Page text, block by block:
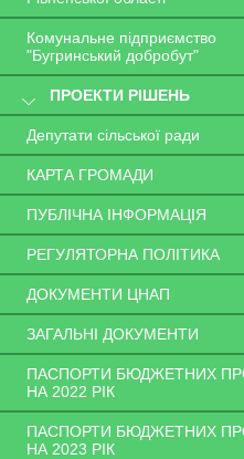
Комунальне підприємство
"Бугринський добробут"
ПРОЕКТИ РІШЕНЬ
Депутати сільської ради
КАРТА ГРОМАДИ
ПУБЛІЧНА ІНФОРМАЦІЯ
РЕГУЛЯТОРНА ПОЛІТИКА
ДОКУМЕНТИ ЦНАП
ЗАГАЛЬНІ ДОКУМЕНТИ
ПАСПОРТИ БЮДЖЕТНИХ
НА 2022 РІК
ПАСПОРТИ БЮДЖЕТНИХ
НА 2023 РІК